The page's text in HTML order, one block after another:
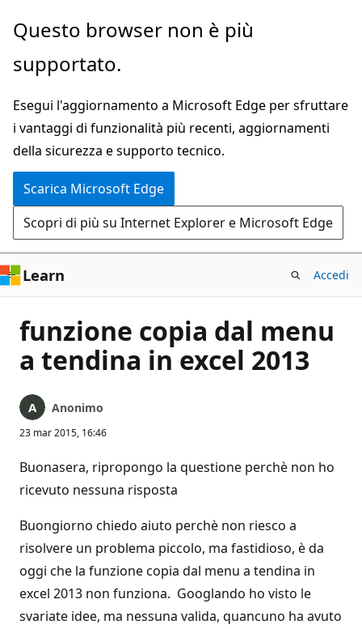
Ignora
passa
contenuto
principale
Questo browser non è più
supportato.
Esegui l'aggiornamento a Microsoft Edge per sfruttare
i vantaggi di funzionalità più recenti, aggiornamenti
della sicurezza e supporto tecnico.
Scarica Microsoft Edge
Scopri di più su Internet Explorer e Microsoft Edge
Learn Accedi
funzione copia dal menu
a tendina in excel 2013
Anonimo
23 mar 2015, 16:46
Buonasera, ripropongo la questione perchè non ho
ricevuto nessuna risposta
Buongiorno chiedo aiuto perchè non riesco a
risolvere un problema piccolo, ma fastidioso, è da
oggi che la funzione copia dal menu a tendina in
excel 2013 non funziona. Googlando ho visto le
svariate idee, ma nessuna valida, quancuno ha avuto